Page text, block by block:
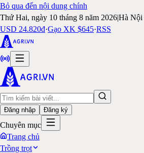
Bỏ qua đến nội dung chính
Thứ Hai, ngày 10 tháng 8 năm 2026|Hà Nội
USD 24.820đ·Gạo XK $645·RSS
Đăng nhập Đăng ký
Chuyên mục
Trang chủ
Trồng trọt